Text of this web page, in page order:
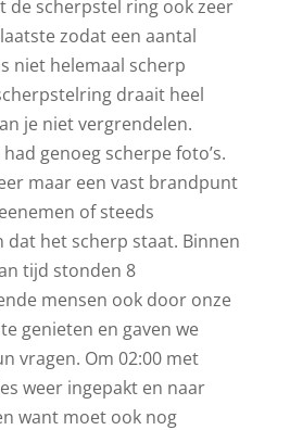
de scherpstel ring ook zeer
zodat een aantal
niet helemaal scherp
draait heel
je niet vergrendelen.
genoeg scherpe foto’s.
maar een vast brandpunt
of steeds
dat het scherp staat. Binnen
tijd stonden 8
mensen ook door onze
genieten en gaven we
vragen. Om 02:00 met
weer ingepakt en naar
want moet ook nog